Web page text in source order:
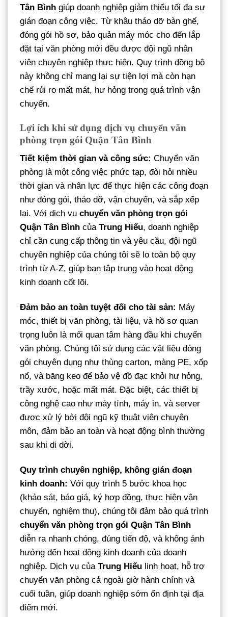
Tân Bình giúp doanh nghiệp giảm thiểu tối đa sự
gián đoạn công việc. Từ khâu tháo dỡ bàn ghế,
đóng gói hồ sơ, bảo quản máy móc cho đến lắp
đặt tại văn phòng mới đều được đội ngũ nhân
viên chuyên nghiệp thực hiện. Quy trình đồng bộ
này không chỉ mang lại sự tiện lợi mà còn hạn
chế rủi ro mất mát, hư hỏng trong quá trình vận
chuyển.
Lợi ích khi sử dụng dịch vụ chuyển văn
phòng trọn gói Quận Tân Bình
Tiết kiệm thời gian và công sức: Chuyển văn
phòng là một công việc phức tạp, đòi hỏi nhiều
thời gian và nhân lực để thực hiện các công đoạn
như đóng gói, tháo dỡ, vận chuyển, và sắp xếp
lại. Với dịch vụ chuyển văn phòng trọn gói
Quận Tân Bình của Trung Hiếu, doanh nghiệp
chỉ cần cung cấp thông tin và yêu cầu, đội ngũ
chuyên nghiệp của chúng tôi sẽ lo toàn bộ quy
trình từ A-Z, giúp bạn tập trung vào hoạt động
kinh doanh cốt lõi.
Đảm bảo an toàn tuyệt đối cho tài sản: Máy
móc, thiết bị văn phòng, tài liệu, và hồ sơ quan
trọng luôn là mối quan tâm hàng đầu khi chuyển
văn phòng. Chúng tôi sử dụng các vật liệu đóng
gói chuyên dụng như thùng carton, màng PE, xốp
nổ, và băng keo để bảo vệ đồ đạc khỏi hư hỏng,
trầy xước, hoặc mất mát. Đặc biệt, các thiết bị
công nghệ cao như máy tính, máy in, và server
được xử lý bởi đội ngũ kỹ thuật viên chuyên
môn, đảm bảo an toàn và hoạt động bình thường
sau khi di dời.
Quy trình chuyên nghiệp, không gián đoạn
kinh doanh: Với quy trình 5 bước khoa học
(khảo sát, báo giá, ký hợp đồng, thực hiện vận
chuyển, nghiệm thu), chúng tôi đảm bảo quá trình
chuyển văn phòng trọn gói Quận Tân Bình
diễn ra nhanh chóng, đúng tiến độ, và không ảnh
hưởng đến hoạt động kinh doanh của doanh
nghiệp. Dịch vụ của Trung Hiếu linh hoạt, hỗ trợ
chuyển văn phòng cả ngoài giờ hành chính và
cuối tuần, giúp doanh nghiệp sớm ổn định tại địa
điểm mới.